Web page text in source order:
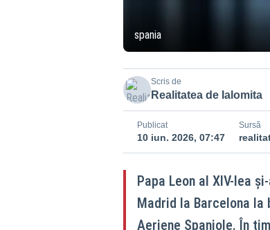
spania
Scris de
Realitatea de Ialomita
Publicat
10 iun. 2026, 07:47
Sursă
Papa Leon al XIV-lea
Madrid la Barcelona la
Aeriene Spaniole. În